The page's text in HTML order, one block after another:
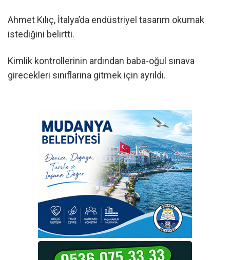
Ahmet Kılıç, İtalya’da endüstriyel tasarım okumak
istediğini belirtti.
Kimlik kontrollerinin ardından baba-oğul sınava
girecekleri sınıflarına gitmek için ayrıldı.